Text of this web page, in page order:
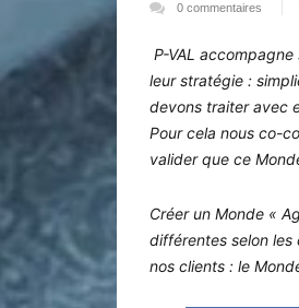
0 commentaires
P-VAL
leur stratégie :
devons traiter avec
Pour cela nous co-
valider que ce
Créer un Monde «
différentes selon les
nos clients : le